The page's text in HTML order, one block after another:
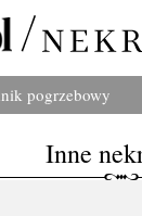
pogrzebowy
Inne